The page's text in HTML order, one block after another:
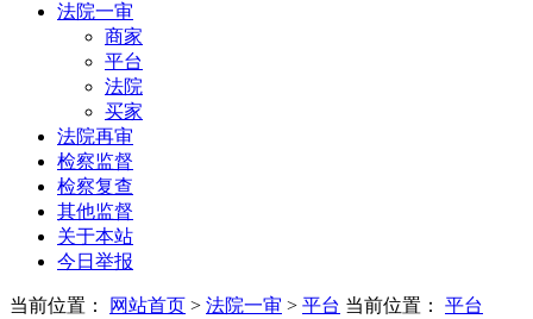
法院一审
商家
平台
法院
买家
法院再审
检察监督
检察复查
其他监督
关于本站
今日举报
当前位置： 网站首页 > 法院一审 > 平台 当前位置： 平台